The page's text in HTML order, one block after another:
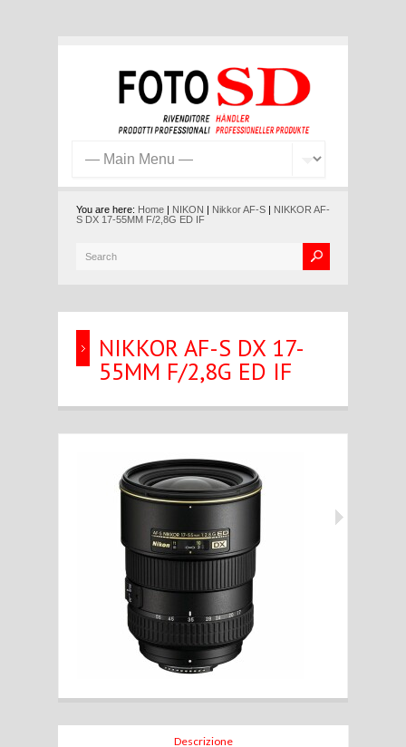
You are here: Home NIKON Nikkor AF-S
NIKKOR AF-
S DX 17-55MM F/2,8G ED IF
NIKKOR AF-S DX 17-
55MM F/2,8G ED IF
Descrizione